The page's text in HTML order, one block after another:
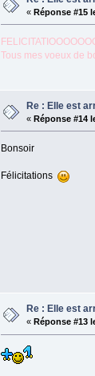
« Réponse #15
Tous mes voeux de
Re : Elle est
« Réponse #14
Bonsoir
Félicitations
Re : Elle est
« Réponse #13